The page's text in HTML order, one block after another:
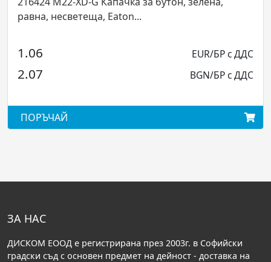
EUR/БР с ДДС
BGN/БР с ДДС
равна, светеща, Eaton...
ЗА НАС
ДИСКОМ ЕООД е регистрирана през 2003г. в Софийски
градски съд с основен предмет на дейност - доставка на